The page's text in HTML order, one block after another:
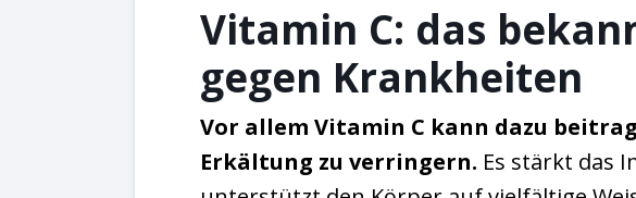
Vitamin C: das
gegen Krankheiten
Vor allem Vitamin C kann dazu
Erkältung zu verringern. Es stärkt das